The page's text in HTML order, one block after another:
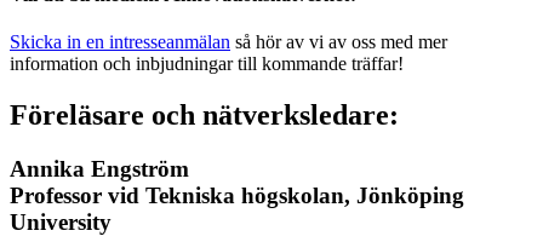
Skicka in en intresseanmälan så hör av vi av oss med mer
information och inbjudningar till kommande träffar!
Föreläsare och nätverksledare:
Annika Engström
Professor vid Tekniska högskolan, Jönköping
University